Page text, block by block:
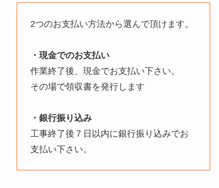
2つのお支払い方法から選んで頂けます。
・現金でのお支払い
作業終了後、現金でお支払い下さい。
その場で領収書を発行します
・銀行振り込み
工事終了後７日以内に銀行振り込みでお
支払い下さい。